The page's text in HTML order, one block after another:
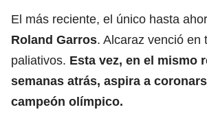
El más reciente, el único hasta
Roland Garros. Alcaraz venció en
paliativos. Esta vez, en el mismo
semanas atrás, aspira a
campeón olímpico.